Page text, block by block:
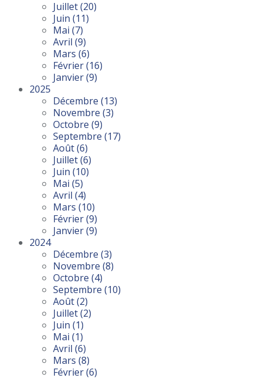
Juillet(20)
Juin (11)
Mai (7)
Avril (9)
Mars (6)
Février(16)
Janvier(9)
2025
Décembre (13)
Novembre (3)
Octobre (9)
Septembre (17)
Août(6)
Juillet(6)
Juin (10)
Mai (5)
Avril (4)
Mars (10)
Février(9)
Janvier(9)
2024
Décembre (3)
Novembre (8)
Octobre (4)
Septembre (10)
Août(2)
Juillet(2)
Juin (1)
Mai (1)
Avril (6)
Mars (8)
Février(6)